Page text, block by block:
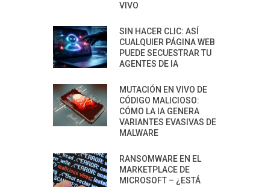
VIVO
SIN HACER CLIC: ASÍ
CUALQUIER PÁGINA WEB
PUEDE SECUESTRAR TU
AGENTES DE IA
MUTACIÓN EN VIVO DE
CÓDIGO MALICIOSO:
CÓMO LA IA GENERA
VARIANTES EVASIVAS DE
MALWARE
RANSOMWARE EN EL
MARKETPLACE DE
MICROSOFT – ¿ESTÁ